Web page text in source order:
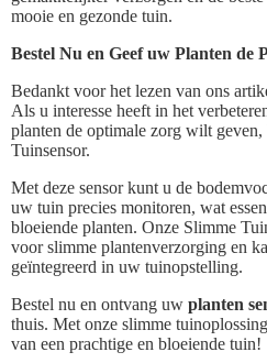
mooie en gezonde tuin.
Bestel Nu en Geef uw Planten de
Bedankt voor het lezen van ons
Als u interesse heeft in het
planten de optimale zorg wilt
Tuinsensor.
Met deze sensor kunt u de
uw tuin precies monitoren, wat
bloeiende planten. Onze Slimme
voor slimme plantenverzorging en
geïntegreerd in uw tuinopstelling.
Bestel nu en ontvang uw planten
thuis. Met onze slimme
van een prachtige en bloeiende tuin!